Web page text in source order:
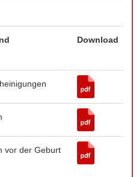
Download
vor der Geburt